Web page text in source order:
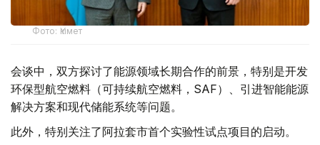
Фото: Үкімет
会谈中，双方探讨了能源领域长期合作的前景，特别是开发
环保型航空燃料（可持续航空燃料，SAF）、引进智能能源
解决方案和现代储能系统等问题。
此外，特别关注了阿拉套市首个实验性试点项目的启动。